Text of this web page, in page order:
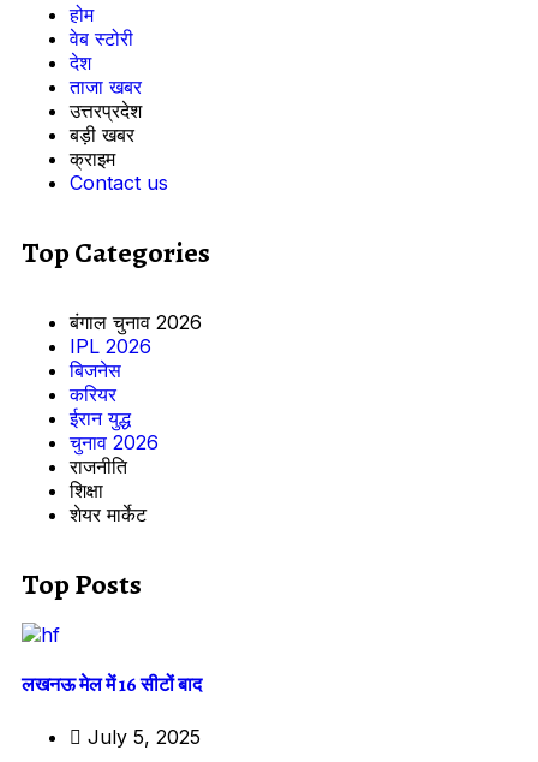
होम
वेब स्टोरी
देश
ताजा खबर
उत्तरप्रदेश
बड़ी खबर
क्राइम
Contact us
Top Categories
बंगाल चुनाव 2026
IPL 2026
बिजनेस
करियर
ईरान युद्ध
चुनाव 2026
राजनीति
शिक्षा
शेयर मार्केट
Top Posts
लखनऊ मेल में 16 सीटों बाद
July 5, 2025